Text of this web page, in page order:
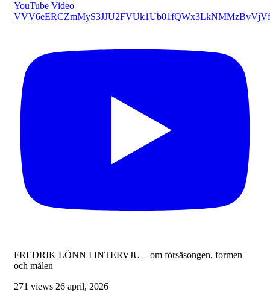
YouTube Video
FREDRIK LÖNN I INTERVJU – om försäsongen, formen
och målen
271 views 26 april, 2026